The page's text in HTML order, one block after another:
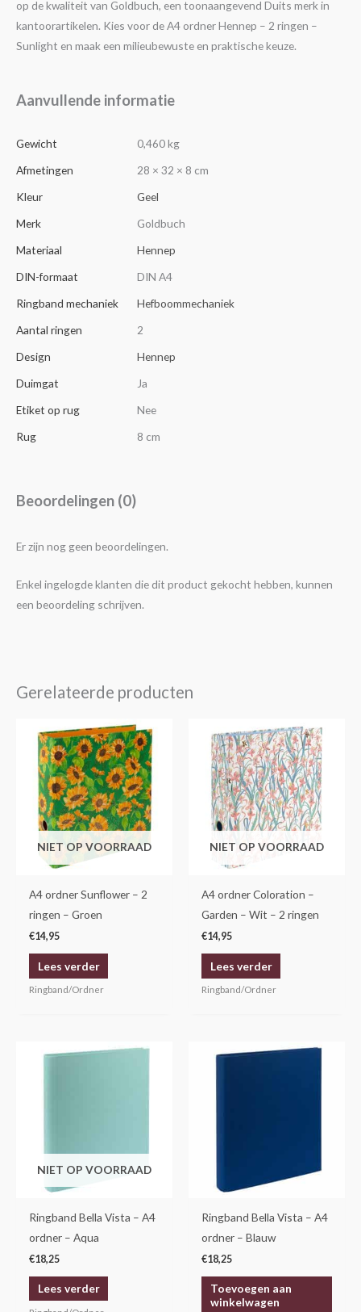
op de kwaliteit van Goldbuch, een toonaangevend Duits merk in
kantoorartikelen. Kies voor de A4 ordner Hennep – 2 ringen –
Sunlight en maak een milieubewuste en praktische keuze.
Aanvullende informatie
Gewicht
0,460 kg
Afmetingen
28 × 32 × 8 cm
Kleur
Geel
Merk
Goldbuch
Materiaal
Hennep
DIN-formaat
DIN A4
Ringband mechaniek
Hefboommechaniek
Aantal ringen
2
Design
Hennep
Duimgat
Ja
Etiket op rug
Nee
Rug
8 cm
Beoordelingen (0)
Er zijn nog geen beoordelingen.
Enkel ingelogde klanten die dit product gekocht hebben, kunnen
een beoordeling schrijven.
Gerelateerde producten
NIET OP VOORRAAD
A4 ordner Sunflower – 2
ringen – Groen
€14,95
Lees verder
Ringband/Ordner
NIET OP VOORRAAD
A4 ordner Coloration –
Garden – Wit – 2 ringen
€14,95
Lees verder
Ringband/Ordner
NIET OP VOORRAAD
Ringband Bella Vista – A4
ordner – Aqua
€18,25
Lees verder
Ringband Bella Vista – A4
ordner – Blauw
€18,25
Toevoegen aan
winkelwagen